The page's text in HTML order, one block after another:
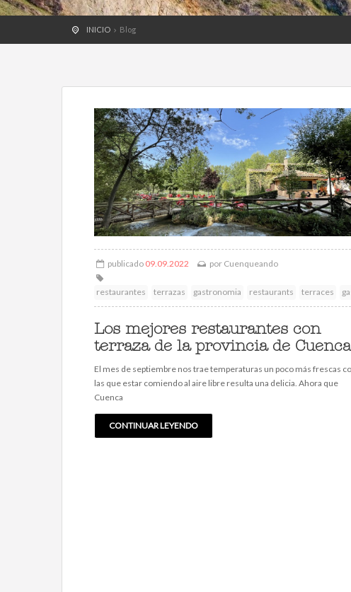
INICIO Blog
publicado 09.09.2022 por Cuenqueando
restaurantes terrazas gastronomia restaurants terraces
Los mejores restaurantes con
terraza de la provincia de Cuenca
El mes de septiembre nos trae temperaturas un poco más frescas
las que estar comiendo al aire libre resulta una delicia. Ahora que
Cuenca
CONTINUAR LEYENDO